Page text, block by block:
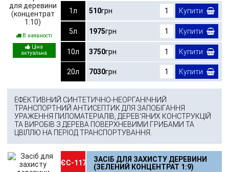
В наявності
1л
510грн Купити
5л 1975грн Купити
10л 3750грн Купити
20л 7030грн Купити
ЕФЕКТИВНИЙ СИНТЕТИЧНО-НЕОРГАНІЧНИЙ
ТРАНСПОРТНИЙ АНТИСЕПТИК ДЛЯ ЗАПОБІГАННЯ
УРАЖЕННЯ ПИЛОМАТЕРІАЛІВ, ДЕРЕВ'ЯНИХ КОНСТРУКЦІЙ
ТА ВИРОБІВ З ДЕРЕВА ПОВЕРХНЕВИМИ ГРИБАМИ ТА
ЦВІЛЛЮ НА ПЕРІОД ТРАНСПОРТУВАННЯ.
ЄС-117
ЗАСІБ ДЛЯ ЗАХИСТУ ДЕРЕВИНИ
(ЗЕЛЕНИЙ КОНЦЕНТРАТ 1:9)